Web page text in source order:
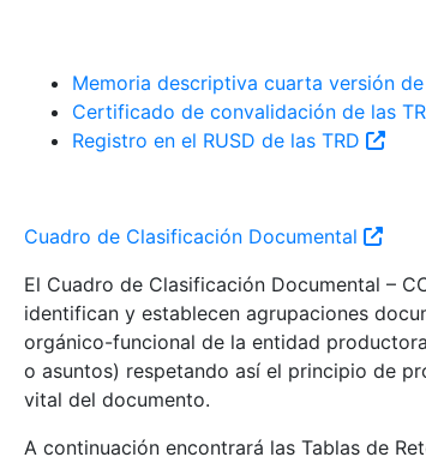
Memoria descriptiva cuarta versión de
Certificado de convalidación de las
Registro en el RUSD de las TRD
Cuadro de Clasificación Documental
El Cuadro de Clasificación Documental –
identifican y establecen agrupaciones
orgánico-funcional de la entidad
o asuntos) respetando así el principio de
vital del documento.
A continuación encontrará las Tablas de